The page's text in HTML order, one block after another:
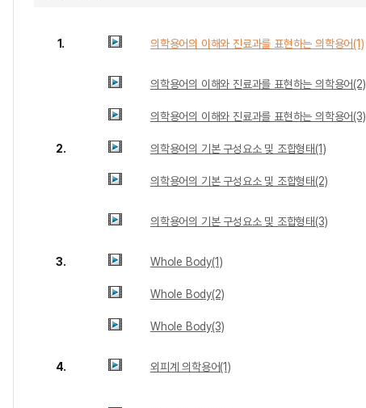
1. 의학용어의 이해와 진료과를 표현하는 의학용어(1)
의학용어의 이해와 진료과를 표현하는 의학용어(2)
의학용어의 이해와 진료과를 표현하는 의학용어(3)
2. 의학용어의 기본 구성요소 및 조합형태(1)
의학용어의 기본 구성요소 및 조합형태(2)
의학용어의 기본 구성요소 및 조합형태(3)
3. Whole Body(1)
Whole Body(2)
Whole Body(3)
4. 외피계 의학용어(1)